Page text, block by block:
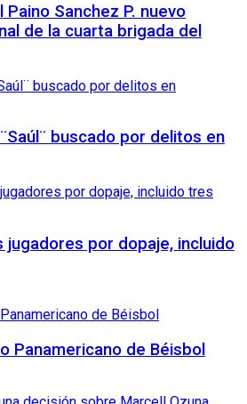
Sanchez P. nuevo
de la cuarta brigada del
buscado por delitos en
jugadores por dopaje, incluido
Panamericano de Béisbol